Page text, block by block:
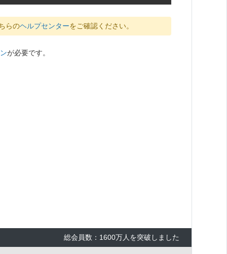
らのヘルプセンターをご確認ください。
が必要です。
総会員数：1600万人を突破しました